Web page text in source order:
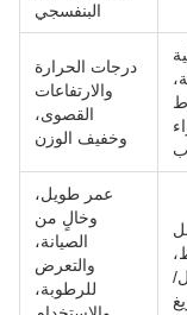
البنفسجي
درجات الحرارة
والارتفاعات
القصوى،
وخفيف الوزن
عمر طويل،
وخالٍ من
الصيانة،
والتعرض
للرطوبة،